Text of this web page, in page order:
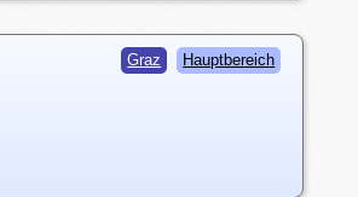
Graz Hauptbereich